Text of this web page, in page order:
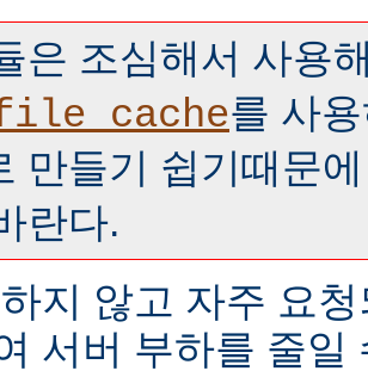
은 조심해서 사용
를 사
만들기 쉽기때문
란다.
지 않고 자주 요
서버 부하를 줄일